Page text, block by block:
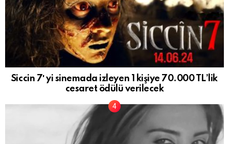
Siccin 7′ yi sinemada izleyen 1 kişiye 70.000 TL’lik
cesaret ödülü verilecek